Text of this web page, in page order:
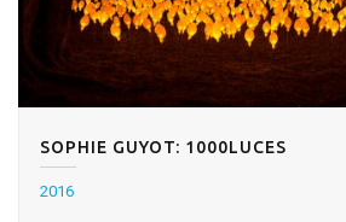
SOPHIE GUYOT: 1000LUCES
2016